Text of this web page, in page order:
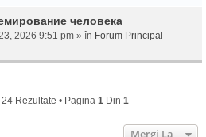
человека
2026 9:51 pm » în Forum Principal
Rezultate • Pagina 1 Din 1
Mergi La